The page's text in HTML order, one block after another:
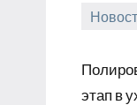
этап в